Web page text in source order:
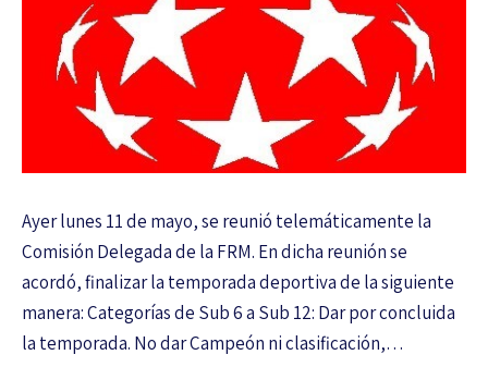
Ayer lunes 11 de mayo, se reunió telemáticamente la
Comisión Delegada de la FRM. En dicha reunión se
acordó, finalizar la temporada deportiva de la siguiente
manera: Categorías de Sub 6 a Sub 12: Dar por concluida
la temporada. No dar Campeón ni clasificación,…